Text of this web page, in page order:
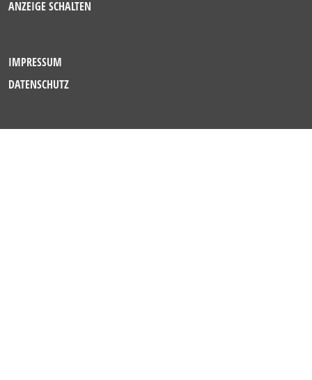
ANZEIGE SCHALTEN
IMPRESSUM
DATENSCHUTZ